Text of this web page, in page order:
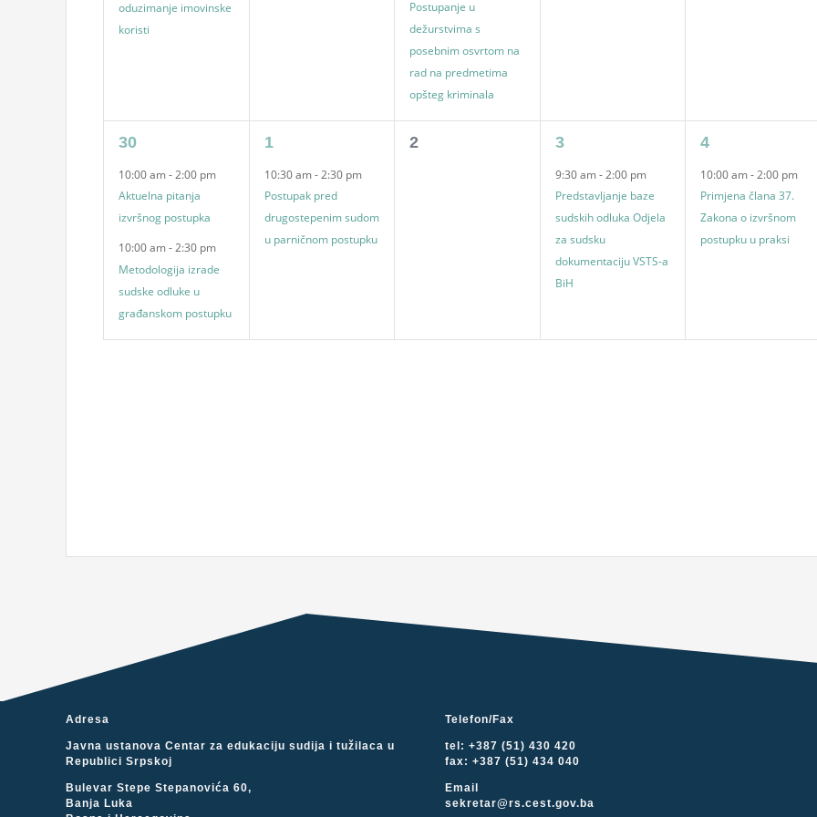
oduzimanje imovinske
koristi
Postupanje u
dežurstvima s
posebnim osvrtom na
rad na predmetima
opšteg kriminala
2
events,
30
10:00 am- 2:00 pm
Aktuelna pitanja
izvršnog postupka
10:00 am-2:30 pm
Metodologija izrade
sudske odluke u
građanskom postupku
1
event,
1
10:30 am- 2:30 pm
Postupak pred
drugostepenim sudom
u parničnom postupku
0
2
1
event,
3
9:30 am- 2:00 pm
Predstavljanje baze
sudskih odluka Odjela
za sudsku
dokumentaciju VSTS-a
BiH
1
event,
4
10:00 am- 2:00 pm
Primjena člana 37.
Zakona o izvršnom
postupku u praksi
Adresa
Javna ustanova Centar za edukaciju sudija i tužilaca u
Republici Srpskoj
Bulevar Stepe Stepanovića 60,
Banja Luka
Telefon/Fax
tel: +387 (51) 430 420
fax: +387 (51) 434 040
Email
sekretar@rs.cest.gov.ba